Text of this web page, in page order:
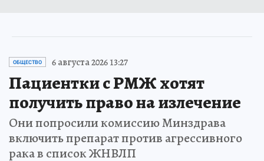
ОБЩЕСТВО 6 августа 2026 13:27
Пациентки с РМЖ хотят
получить право на излечение
Они попросили комиссию Минздрава
включить препарат против агрессивного
рака в список ЖНВЛП